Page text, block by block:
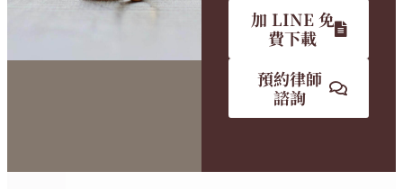
加 LINE 免
費下載
預約律師
諮詢